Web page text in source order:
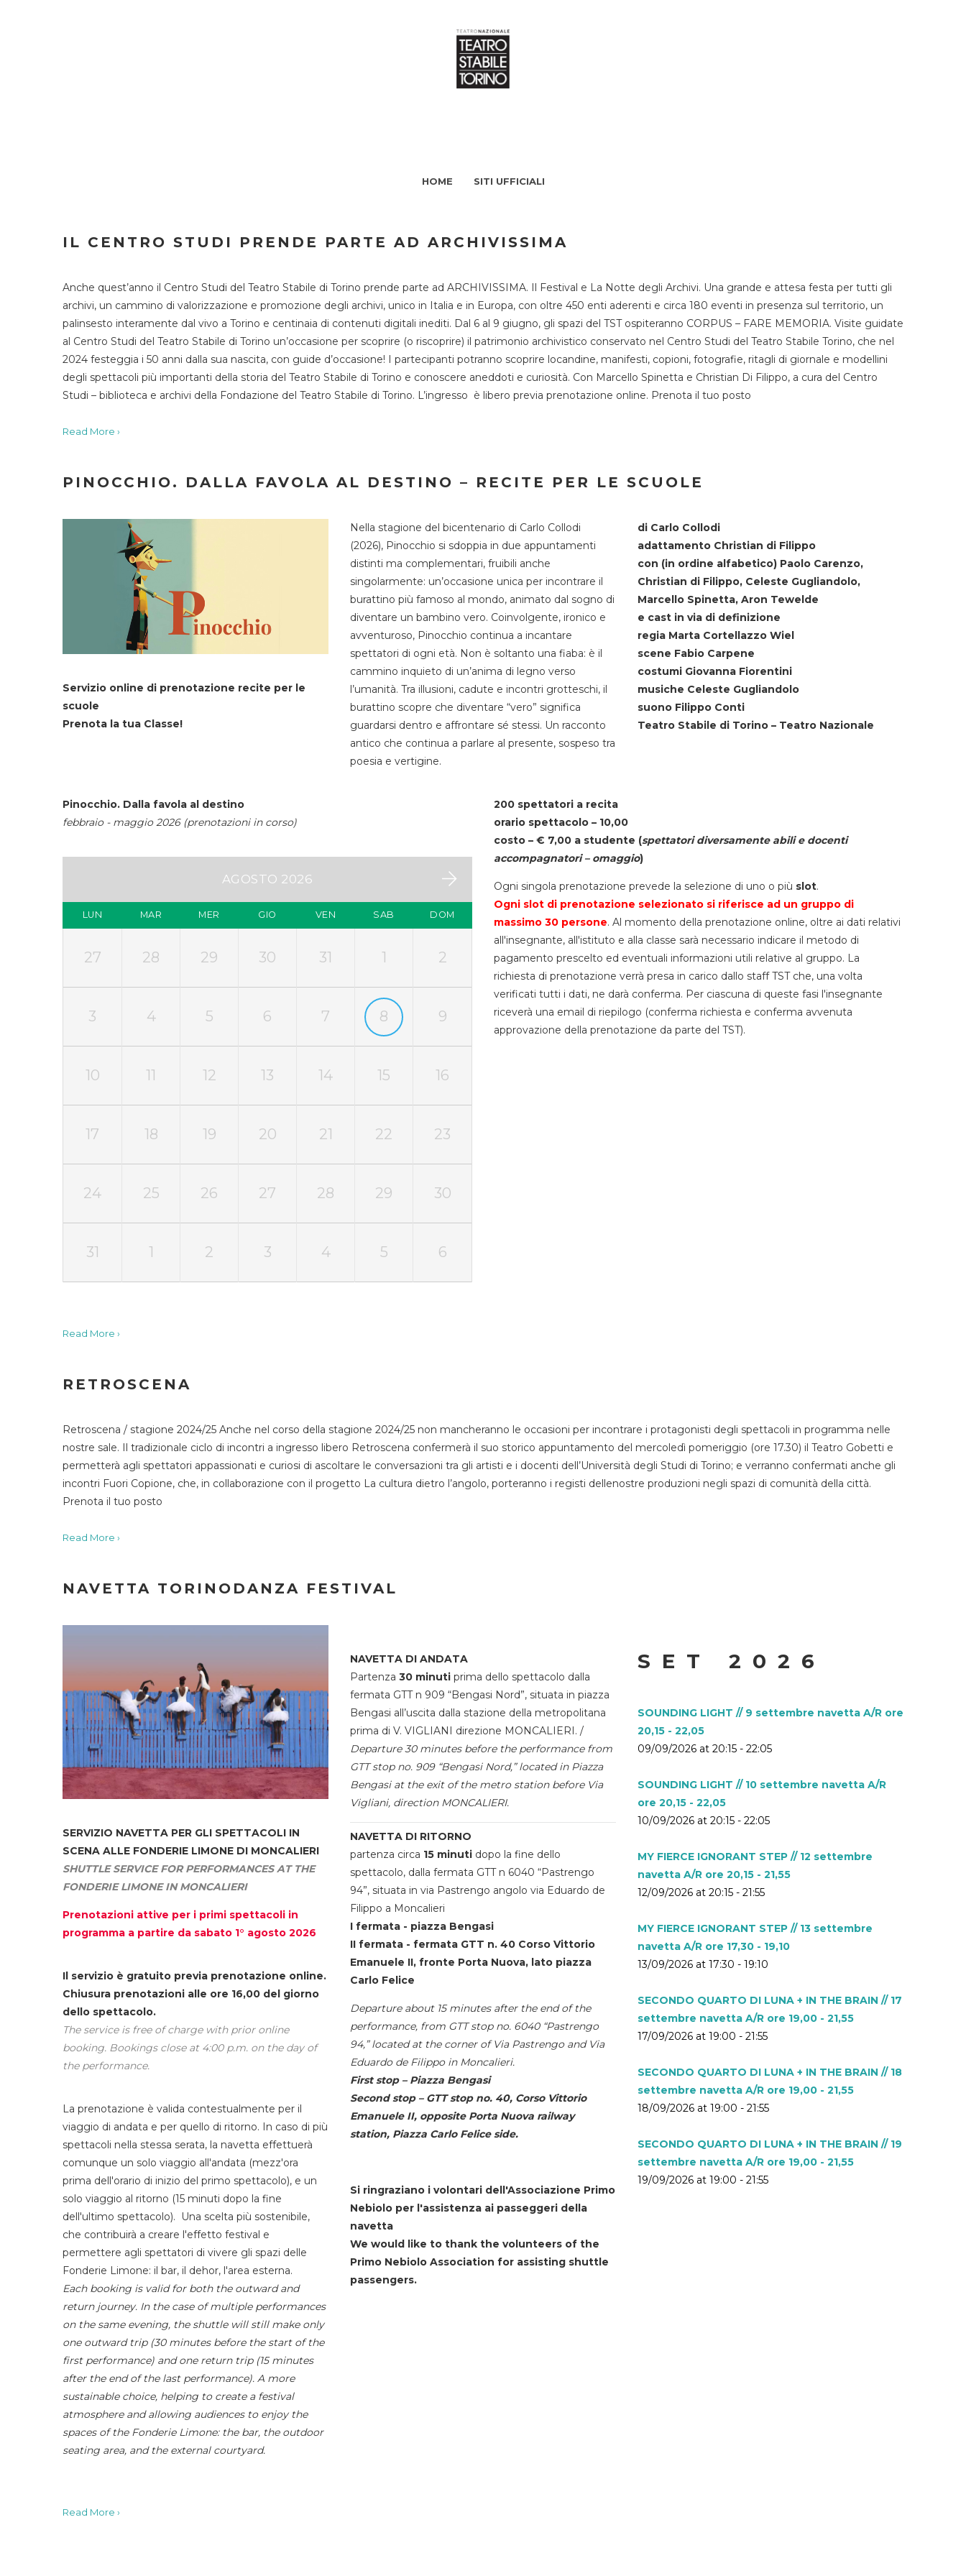
HOME SITI UFFICIALI
IL CENTRO STUDI PRENDE PARTE AD ARCHIVISSIMA
Anche quest’anno il Centro Studi del Teatro Stabile di Torino prende parte ad ARCHIVISSIMA. Il Festival e La Notte degli Archivi. Una grande e attesa festa per tutti gli
archivi, un cammino di valorizzazione e promozione degli archivi, unico in Italia e in Europa, con oltre 450 enti aderenti e circa 180 eventi in presenza sul territorio, un
palinsesto interamente dal vivo a Torino e centinaia di contenuti digitali inediti. Dal 6 al 9 giugno, gli spazi del TST ospiteranno CORPUS – FARE MEMORIA. Visite guidate
al Centro Studi del Teatro Stabile di Torino un’occasione per scoprire (o riscoprire) il patrimonio archivistico conservato nel Centro Studi del Teatro Stabile Torino, che nel
2024 festeggia i 50 anni dalla sua nascita, con guide d’occasione! I partecipanti potranno scoprire locandine, manifesti, copioni, fotografie, ritagli di giornale e modellini
degli spettacoli più importanti della storia del Teatro Stabile di Torino e conoscere aneddoti e curiosità. Con Marcello Spinetta e Christian Di Filippo, a cura del Centro
Studi – biblioteca e archivi della Fondazione del Teatro Stabile di Torino. L’ingresso è libero previa prenotazione online. Prenota il tuo posto
Read More ›
PINOCCHIO. DALLA FAVOLA AL DESTINO – RECITE PER LE SCUOLE
Servizio online di prenotazione recite per le
scuole
Prenota la tua Classe!
Nella stagione del bicentenario di Carlo Collodi
(2026), Pinocchio si sdoppia in due appuntamenti
distinti ma complementari, fruibili anche
singolarmente: un’occasione unica per incontrare il
burattino più famoso al mondo, animato dal sogno di
diventare un bambino vero. Coinvolgente, ironico e
avventuroso, Pinocchio continua a incantare
spettatori di ogni età. Non è soltanto una fiaba: è il
cammino inquieto di un’anima di legno verso
l’umanità. Tra illusioni, cadute e incontri grotteschi, il
burattino scopre che diventare “vero” significa
guardarsi dentro e affrontare sé stessi. Un racconto
antico che continua a parlare al presente, sospeso tra
poesia e vertigine.
di Carlo Collodi
adattamento Christian di Filippo
con (in ordine alfabetico) Paolo Carenzo,
Christian di Filippo, Celeste Gugliandolo,
Marcello Spinetta, Aron Tewelde
e cast in via di definizione
regia Marta Cortellazzo Wiel
scene Fabio Carpene
costumi Giovanna Fiorentini
musiche Celeste Gugliandolo
suono Filippo Conti
Teatro Stabile di Torino – Teatro Nazionale
Pinocchio. Dalla favola al destino
febbraio - maggio 2026 (prenotazioni in corso)
AGOSTO 2026
LUN MAR MER GIO VEN SAB DOM
27 28 29 30 31 1 2
3 4 5 6 7 8 9
10 11 12 13 14 15 16
17 18 19 20 21 22 23
24 25 26 27 28 29 30
31 1 2 3 4 5 6
200 spettatori a recita
orario spettacolo – 10,00
costo – € 7,00 a studente (spettatori diversamente abili e docenti
accompagnatori – omaggio)
Ogni singola prenotazione prevede la selezione di uno o più slot.
Ogni slot di prenotazione selezionato si riferisce ad un gruppo di
massimo 30 persone. Al momento della prenotazione online, oltre ai dati relativi
all'insegnante, all'istituto e alla classe sarà necessario indicare il metodo di
pagamento prescelto ed eventuali informazioni utili relative al gruppo. La
richiesta di prenotazione verrà presa in carico dallo staff TST che, una volta
verificati tutti i dati, ne darà conferma. Per ciascuna di queste fasi l'insegnante
riceverà una email di riepilogo (conferma richiesta e conferma avvenuta
approvazione della prenotazione da parte del TST).
Read More ›
RETROSCENA
Retroscena / stagione 2024/25 Anche nel corso della stagione 2024/25 non mancheranno le occasioni per incontrare i protagonisti degli spettacoli in programma nelle
nostre sale. Il tradizionale ciclo di incontri a ingresso libero Retroscena confermerà il suo storico appuntamento del mercoledì pomeriggio (ore 17.30) il Teatro Gobetti e
permetterà agli spettatori appassionati e curiosi di ascoltare le conversazioni tra gli artisti e i docenti dell’Università degli Studi di Torino; e verranno confermati anche gli
incontri Fuori Copione, che, in collaborazione con il progetto La cultura dietro l’angolo, porteranno i registi dellenostre produzioni negli spazi di comunità della città.
Prenota il tuo posto
Read More ›
NAVETTA TORINODANZA FESTIVAL
SERVIZIO NAVETTA PER GLI SPETTACOLI IN
SCENA ALLE FONDERIE LIMONE DI MONCALIERI
SHUTTLE SERVICE FOR PERFORMANCES AT THE
FONDERIE LIMONE IN MONCALIERI
Prenotazioni attive per i primi spettacoli in
programma a partire da sabato 1° agosto 2026
Il servizio è gratuito previa prenotazione online.
Chiusura prenotazioni alle ore 16,00 del giorno
dello spettacolo.
The service is free of charge with prior online
booking. Bookings close at 4:00 p.m. on the day of
the performance.
La prenotazione è valida contestualmente per il
viaggio di andata e per quello di ritorno. In caso di più
spettacoli nella stessa serata, la navetta effettuerà
comunque un solo viaggio all'andata (mezz'ora
prima dell'orario di inizio del primo spettacolo), e un
solo viaggio al ritorno (15 minuti dopo la fine
dell'ultimo spettacolo). Una scelta più sostenibile,
che contribuirà a creare l'effetto festival e
permettere agli spettatori di vivere gli spazi delle
Fonderie Limone: il bar, il dehor, l'area esterna.
Each booking is valid for both the outward and
return journey. In the case of multiple performances
on the same evening, the shuttle will still make only
one outward trip (30 minutes before the start of the
first performance) and one return trip (15 minutes
after the end of the last performance). A more
sustainable choice, helping to create a festival
atmosphere and allowing audiences to enjoy the
spaces of the Fonderie Limone: the bar, the outdoor
seating area, and the external courtyard.
NAVETTA DI ANDATA
Partenza 30 minuti prima dello spettacolo dalla
fermata GTT n 909 “Bengasi Nord”, situata in piazza
Bengasi all’uscita dalla stazione della metropolitana
prima di V. VIGLIANI direzione MONCALIERI. /
Departure 30 minutes before the performance from
GTT stop no. 909 “Bengasi Nord,” located in Piazza
Bengasi at the exit of the metro station before Via
Vigliani, direction MONCALIERI.
NAVETTA DI RITORNO
partenza circa 15 minuti dopo la fine dello
spettacolo, dalla fermata GTT n 6040 “Pastrengo
94”, situata in via Pastrengo angolo via Eduardo de
Filippo a Moncalieri
I fermata - piazza Bengasi
II fermata - fermata GTT n. 40 Corso Vittorio
Emanuele II, fronte Porta Nuova, lato piazza
Carlo Felice
Departure about 15 minutes after the end of the
performance, from GTT stop no. 6040 “Pastrengo
94,” located at the corner of Via Pastrengo and Via
Eduardo de Filippo in Moncalieri.
First stop – Piazza Bengasi
Second stop – GTT stop no. 40, Corso Vittorio
Emanuele II, opposite Porta Nuova railway
station, Piazza Carlo Felice side.
Si ringraziano i volontari dell'Associazione Primo
Nebiolo per l'assistenza ai passeggeri della
navetta
We would like to thank the volunteers of the
Primo Nebiolo Association for assisting shuttle
passengers.
SET 2026
SOUNDING LIGHT // 9 settembre navetta A/R ore
20,15 - 22,05
09/09/2026 at 20:15 - 22:05
SOUNDING LIGHT // 10 settembre navetta A/R
ore 20,15 - 22,05
10/09/2026 at 20:15 - 22:05
MY FIERCE IGNORANT STEP // 12 settembre
navetta A/R ore 20,15 - 21,55
12/09/2026 at 20:15 - 21:55
MY FIERCE IGNORANT STEP // 13 settembre
navetta A/R ore 17,30 - 19,10
13/09/2026 at 17:30 - 19:10
SECONDO QUARTO DI LUNA + IN THE BRAIN // 17
settembre navetta A/R ore 19,00 - 21,55
17/09/2026 at 19:00 - 21:55
SECONDO QUARTO DI LUNA + IN THE BRAIN // 18
settembre navetta A/R ore 19,00 - 21,55
18/09/2026 at 19:00 - 21:55
SECONDO QUARTO DI LUNA + IN THE BRAIN // 19
settembre navetta A/R ore 19,00 - 21,55
19/09/2026 at 19:00 - 21:55
Read More ›